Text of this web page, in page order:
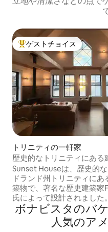
大好評のゲストチョイスで
ゲストチョイス
トリニティの一軒家
歴史的なトリニティにある
シャンビューの家
Sunset Houseは、歴史的
ドランド州トリニティにあ
築物で、著名な歴史建築
氏によって設計されました
に広大なオーシャンビュー
の家からは、フォート・ポ
上に朝日が登る様子や、ト
ボナビスタのバ
人気のア